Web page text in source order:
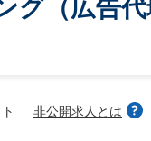
（広告
非公開求人とは